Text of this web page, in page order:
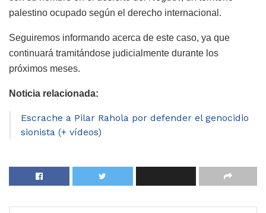
palestino ocupado según el derecho internacional.
Seguiremos informando acerca de este caso, ya que
continuará tramitándose judicialmente durante los
próximos meses.
Noticia relacionada:
Escrache a Pilar Rahola por defender el genocidio
sionista (+ vídeos)